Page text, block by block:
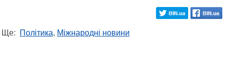
Ще: Політика, Міжнародні новини